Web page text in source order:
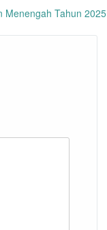
Menengah Tahun 2025